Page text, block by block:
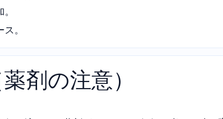
。
剤の注意）